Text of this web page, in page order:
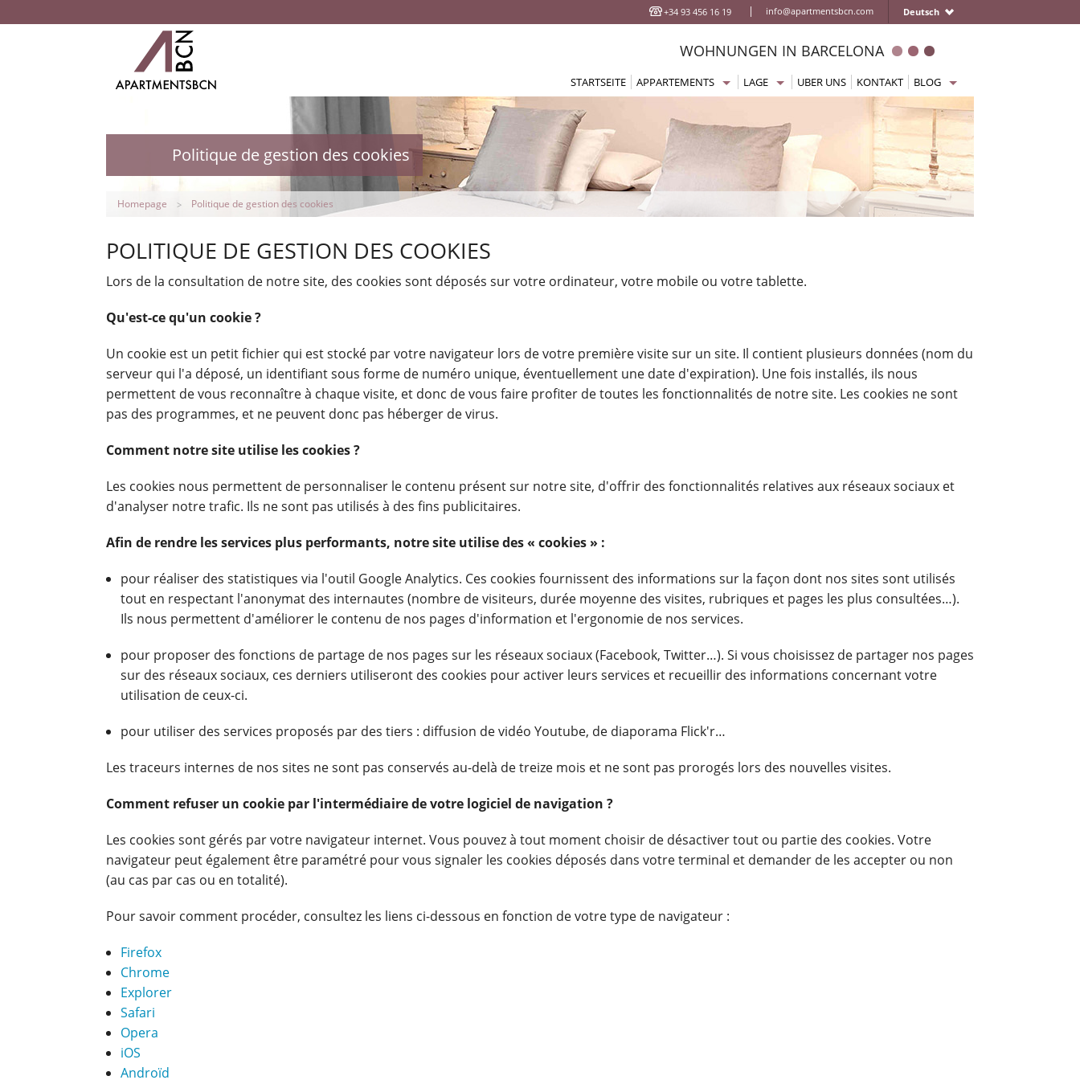
+34 93 456 16 19 | info@apartmentsbcn.com Deutsch
WOHNUNGEN IN BARCELONA
STARTSEITE
APPARTEMENTS
Alle appartements
Studios
1 zimmer
2 schlafzimmer
3/4/5 schlafzimmer
Mit Terrasse
Monatsmiete
LAGE
Eixample Ferienwohnungen
Sagrada Familia Ferienwohnungen
Plaza Catalunya Ferienwohnungen
Gotisches Viertel Ferienwohnungen
Barceloneta Ferienwohnungen
Gracia Ferienwohnungen
Sant Gervasi Ferienwohnungen
Sants Ferienwohnungen
UBER UNS KONTAKT
BLOG
Home
Getting to Barcelona
Moving around the city
Where to eat or drink
Things to do / Activities
What to visit
Politique de gestion des cookies
Homepage Politique de gestion des cookies
POLITIQUE DE GESTION DES COOKIES
Lors de la consultation de notre site, des cookies sont déposés sur votre ordinateur, votre mobile ou votre tablette.
Qu'est-ce qu'un cookie ?
Un cookie est un petit fichier qui est stocké par votre navigateur lors de votre première visite sur un site. Il contient plusieurs données (nom du
serveur qui l'a déposé, un identifiant sous forme de numéro unique, éventuellement une date d'expiration). Une fois installés, ils nous
permettent de vous reconnaître à chaque visite, et donc de vous faire profiter de toutes les fonctionnalités de notre site. Les cookies ne sont
pas des programmes, et ne peuvent donc pas héberger de virus.
Comment notre site utilise les cookies ?
Les cookies nous permettent de personnaliser le contenu présent sur notre site, d'offrir des fonctionnalités relatives aux réseaux sociaux et
d'analyser notre trafic. Ils ne sont pas utilisés à des fins publicitaires.
Afin de rendre les services plus performants, notre site utilise des « cookies » :
pour réaliser des statistiques via l'outil Google Analytics. Ces cookies fournissent des informations sur la façon dont nos sites sont utilisés
tout en respectant l'anonymat des internautes (nombre de visiteurs, durée moyenne des visites, rubriques et pages les plus consultées…).
Ils nous permettent d'améliorer le contenu de nos pages d'information et l'ergonomie de nos services.
pour proposer des fonctions de partage de nos pages sur les réseaux sociaux (Facebook, Twitter…). Si vous choisissez de partager nos pages
sur des réseaux sociaux, ces derniers utiliseront des cookies pour activer leurs services et recueillir des informations concernant votre
utilisation de ceux-ci.
pour utiliser des services proposés par des tiers : diffusion de vidéo Youtube, de diaporama Flick'r…
Les traceurs internes de nos sites ne sont pas conservés au-delà de treize mois et ne sont pas prorogés lors des nouvelles visites.
Comment refuser un cookie par l'intermédiaire de votre logiciel de navigation ?
Les cookies sont gérés par votre navigateur internet. Vous pouvez à tout moment choisir de désactiver tout ou partie des cookies. Votre
navigateur peut également être paramétré pour vous signaler les cookies déposés dans votre terminal et demander de les accepter ou non
(au cas par cas ou en totalité).
Pour savoir comment procéder, consultez les liens ci-dessous en fonction de votre type de navigateur :
Firefox
Chrome
Explorer
Safari
Opera
iOS
Androïd